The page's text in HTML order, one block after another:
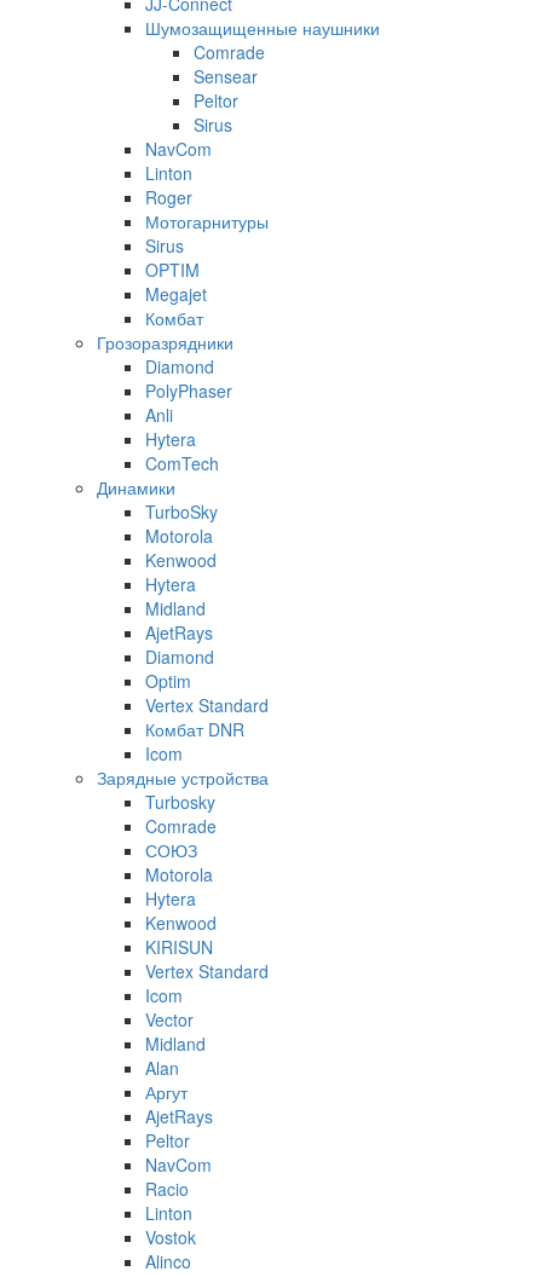
Шумозащищенные наушники
Comrade
Sensear
Peltor
Sirus
NavCom
Linton
Roger
Мотогарнитуры
Sirus
OPTIM
Megajet
Комбат
Грозоразрядники
Diamond
PolyPhaser
Anli
Hytera
ComTech
Динамики
TurboSky
Motorola
Kenwood
Hytera
Midland
AjetRays
Diamond
Optim
Vertex Standard
Комбат DNR
Icom
Зарядные устройства
Turbosky
Comrade
СОЮЗ
Motorola
Hytera
Kenwood
KIRISUN
Vertex Standard
Icom
Vector
Midland
Alan
Аргут
AjetRays
Peltor
NavCom
Racio
Linton
Vostok
Alinco